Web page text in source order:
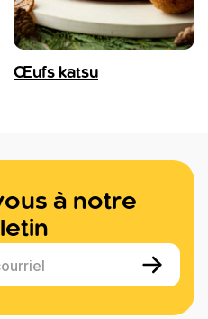
Œufs katsu
à notre